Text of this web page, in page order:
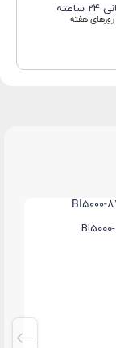
ساعته
هفته